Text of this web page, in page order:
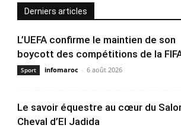
Derniers articles
L’UEFA confirme le maintien de son
boycott des compétitions de la
Sport infomaroc - 6 août 2026
Le savoir équestre au cœur du
Cheval d’El Jadida